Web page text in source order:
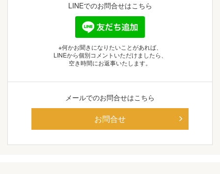
LINEでのお問合せはこちら
※何かお聞きになりたいことがあれば、
LINEから個別コメントいただけましたら、
空き時間にお返事いたします。
メールでのお問合せはこちら
お問合せ